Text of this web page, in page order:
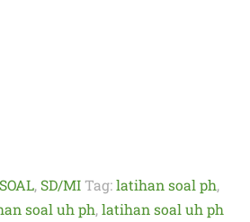
, SD/MI Tag:latihan soal ph,
soal uh ph,latihan soal uh ph